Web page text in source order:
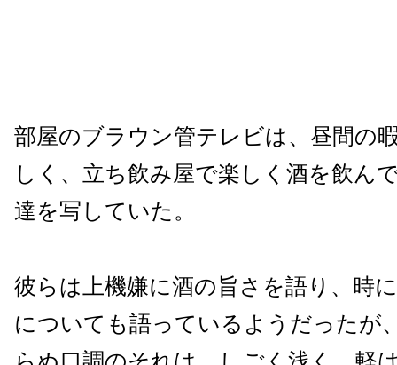
部屋のブラウン管テレビは、昼間の
しく、立ち飲み屋で楽しく酒を飲ん
達を写していた。
彼らは上機嫌に酒の旨さを語り、時
についても語っているようだったが